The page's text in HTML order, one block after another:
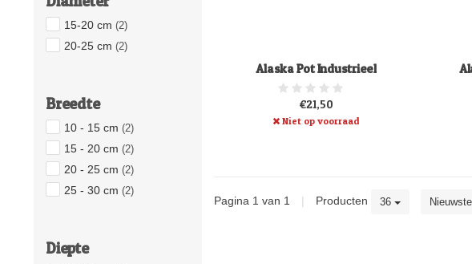
15-20 cm (2)
20-25 cm (2)
Breedte
10 - 15 cm (2)
15 - 20 cm (2)
20 - 25 cm (2)
25 - 30 cm (2)
Diepte
Alaska Pot Industrieel
€21,50
Niet op voorraad
Pagina 1 van 1 | Producten 36